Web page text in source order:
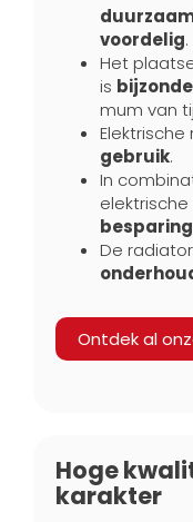
voordelig.
Het
is
mum van
Elektrische
gebruik.
In
De
Ontdek al
Hoge
karakter